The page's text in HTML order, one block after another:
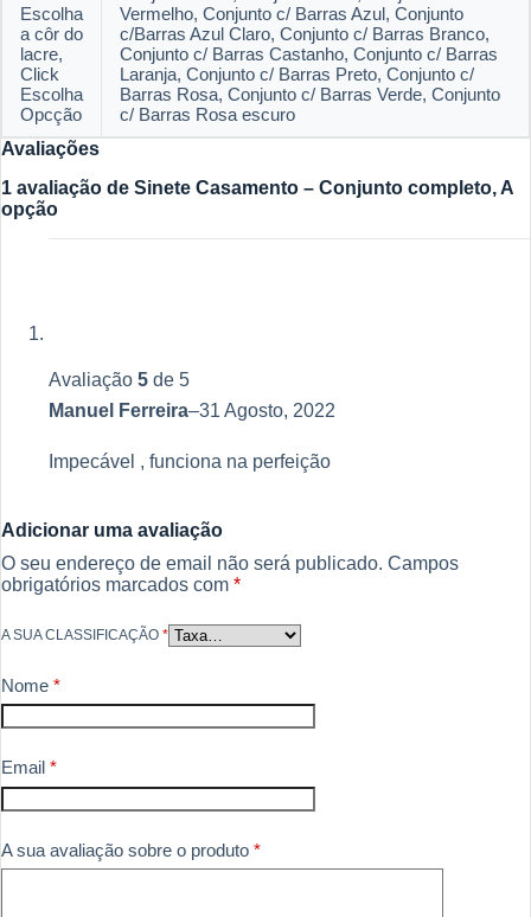
Escolha
a côr do
lacre,
Click
Escolha
Opcção
Vermelho, Conjunto c/ Barras Azul, Conjunto
c/Barras Azul Claro, Conjunto c/ Barras Branco,
Conjunto c/ Barras Castanho, Conjunto c/ Barras
Laranja, Conjunto c/ Barras Preto, Conjunto c/
Barras Rosa, Conjunto c/ Barras Verde, Conjunto
c/ Barras Rosa escuro
Avaliações
1 avaliação de Sinete Casamento – Conjunto completo, A
opção
Avaliação 5 de 5
Manuel Ferreira–31 Agosto, 2022
Impecável , funciona na perfeição
Adicionar uma avaliação
O seu endereço de email não será publicado. Campos
obrigatórios marcados com *
A SUA CLASSIFICAÇÃO *
Nome *
Email *
A sua avaliação sobre o produto *